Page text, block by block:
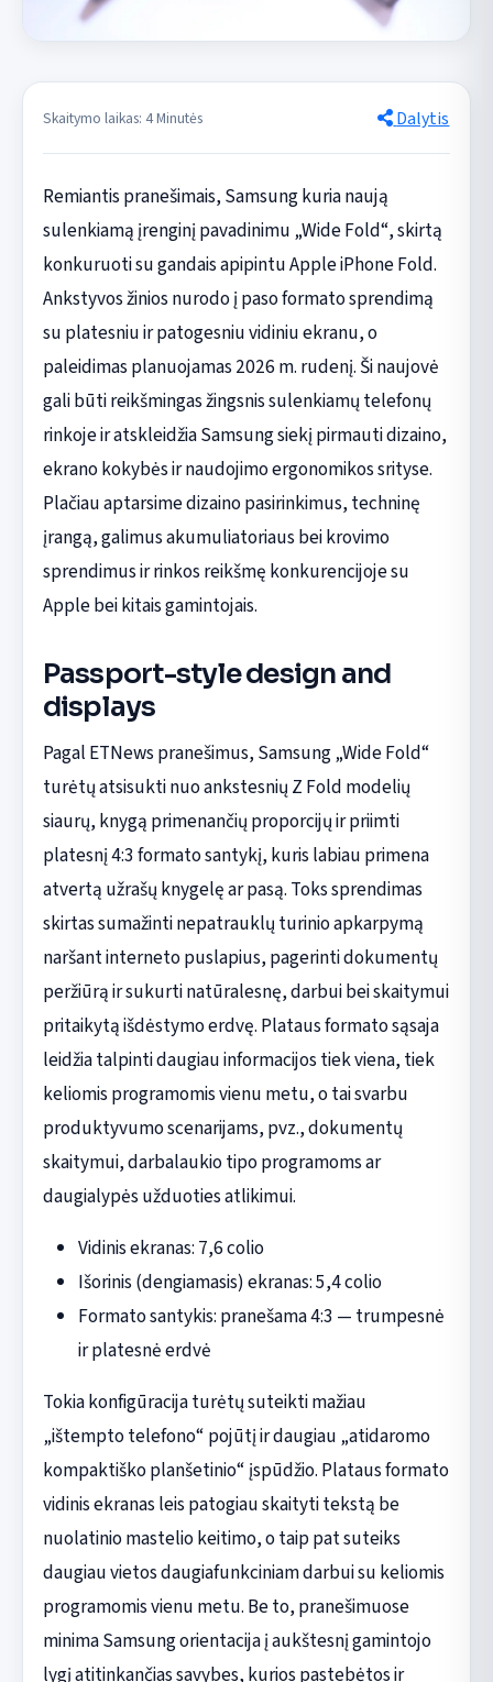
Skaitymo laikas: 4 Minutės Dalytis
Remiantis pranešimais, Samsung kuria naują
sulenkiamą įrenginį pavadinimu „Wide Fold“, skirtą
konkuruoti su gandais apipintu Apple iPhone Fold.
Ankstyvos žinios nurodo į paso formato sprendimą
su platesniu ir patogesniu vidiniu ekranu, o
paleidimas planuojamas 2026 m. rudenį. Ši naujovė
gali būti reikšmingas žingsnis sulenkiamų telefonų
rinkoje ir atskleidžia Samsung siekį pirmauti dizaino,
ekrano kokybės ir naudojimo ergonomikos srityse.
Plačiau aptarsime dizaino pasirinkimus, techninę
įrangą, galimus akumuliatoriaus bei krovimo
sprendimus ir rinkos reikšmę konkurencijoje su
Apple bei kitais gamintojais.
Passport-style design and
displays
Pagal ETNews pranešimus, Samsung „Wide Fold“
turėtų atsisukti nuo ankstesnių Z Fold modelių
siaurų, knygą primenančių proporcijų ir priimti
platesnį 4:3 formato santykį, kuris labiau primena
atvertą užrašų knygelę ar pasą. Toks sprendimas
skirtas sumažinti nepatrauklų turinio apkarpymą
naršant interneto puslapius, pagerinti dokumentų
peržiūrą ir sukurti natūralesnę, darbui bei skaitymui
pritaikytą išdėstymo erdvę. Plataus formato sąsaja
leidžia talpinti daugiau informacijos tiek viena, tiek
keliomis programomis vienu metu, o tai svarbu
produktyvumo scenarijams, pvz., dokumentų
skaitymui, darbalaukio tipo programoms ar
daugialypės užduoties atlikimui.
Vidinis ekranas: 7,6 colio
Išorinis (dengiamasis) ekranas: 5,4 colio
Formato santykis: pranešama 4:3 — trumpesnė
ir platesnė erdvė
Tokia konfigūracija turėtų suteikti mažiau
„ištempto telefono“ pojūtį ir daugiau „atidaromo
kompaktiško planšetinio“ įspūdžio. Plataus formato
vidinis ekranas leis patogiau skaityti tekstą be
nuolatinio mastelio keitimo, o taip pat suteiks
daugiau vietos daugiafunkciniam darbui su keliomis
programomis vienu metu. Be to, pranešimuose
minima Samsung orientacija į aukštesnį gamintojo
lygį atitinkančias savybes, kurios pastebėtos ir